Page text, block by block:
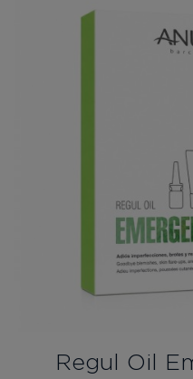
MARKOWE PRODUKTY
Zaloguj się/Rejestracja
Regul Oil